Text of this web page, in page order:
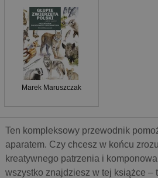
Marek Maruszczak
Ten kompleksowy przewodnik
aparatem. Czy chcesz w końcu
kreatywnego patrzenia i
wszystko znajdziesz w tej książce –